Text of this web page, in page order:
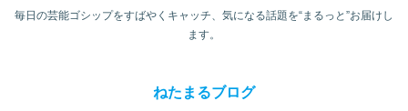
毎日の芸能ゴシップをすばやくキャッチ、気になる話題を“まるっと”お届けし
ます。
ねたまるブログ